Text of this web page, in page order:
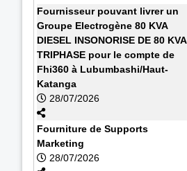
Fournisseur pouvant livrer un
Groupe Electrogène 80 KVA
DIESEL INSONORISE DE 80 KVA
TRIPHASE pour le compte de
Fhi360 à Lubumbashi/Haut-
Katanga
28/07/2026
Fourniture de Supports
Marketing
28/07/2026